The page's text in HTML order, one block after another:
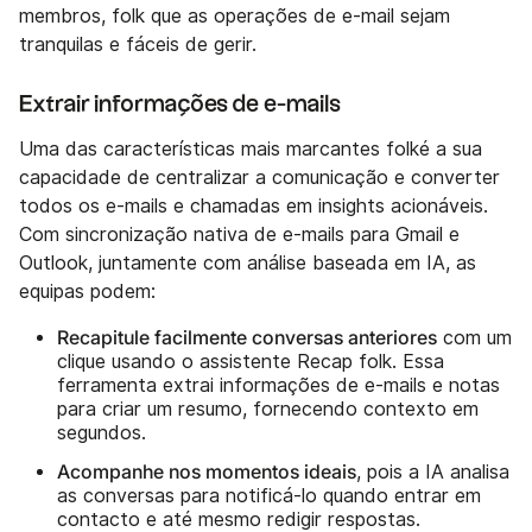
membros, folk que as operações de e-mail sejam
tranquilas e fáceis de gerir.
Extrair informações de e-mails
Uma das características mais marcantes folké a sua
capacidade de centralizar a comunicação e converter
todos os e-mails e chamadas em insights acionáveis.
Com sincronização nativa de e-mails para Gmail e
Outlook, juntamente com análise baseada em IA, as
equipas podem:
Recapitule facilmente conversas anteriores com um
clique usando o assistente Recap folk. Essa
ferramenta extrai informações de e-mails e notas
para criar um resumo, fornecendo contexto em
segundos.
Acompanhe nos momentos ideais, pois a IA analisa
as conversas para notificá-lo quando entrar em
contacto e até mesmo redigir respostas.